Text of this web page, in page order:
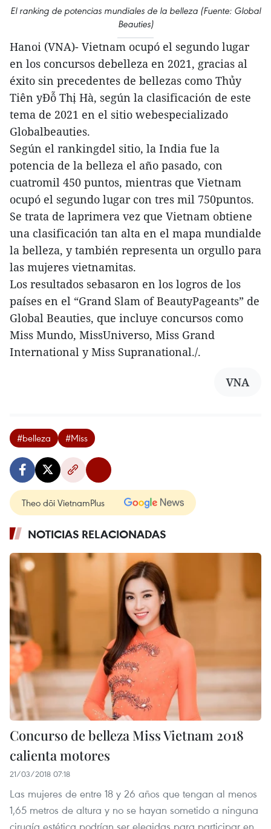
El ranking de potencias mundiales de la belleza (Fuente: Global
Beauties)
Hanoi (VNA)- Vietnam ocupó el segundo lugar
en los concursos debelleza en 2021, gracias al
éxito sin precedentes de bellezas como Thủy
Tiên yĐỗ Thị Hà, según la clasificación de este
tema de 2021 en el sitio webespecializado
Globalbeauties.
Según el rankingdel sitio, la India fue la
potencia de la belleza el año pasado, con
cuatromil 450 puntos, mientras que Vietnam
ocupó el segundo lugar con tres mil 750puntos.
Se trata de laprimera vez que Vietnam obtiene
una clasificación tan alta en el mapa mundialde
la belleza, y también representa un orgullo para
las mujeres vietnamitas.
Los resultados sebasaron en los logros de los
países en el “Grand Slam of BeautyPageants” de
Global Beauties, que incluye concursos como
Miss Mundo, MissUniverso, Miss Grand
International y Miss Supranational./.
VNA
#belleza #Miss
Theo dõi VietnamPlus
NOTICIAS RELACIONADAS
Concurso de belleza Miss Vietnam 2018
calienta motores
21/03/2018 07:18
Las mujeres de entre 18 y 26 años que tengan al menos
1,65 metros de altura y no se hayan sometido a ninguna